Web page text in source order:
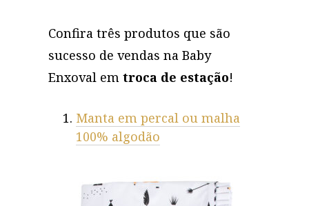
Confira três produtos que são
sucesso de vendas na Baby
Enxoval em troca de estação!
Manta em percal ou malha
100% algodão